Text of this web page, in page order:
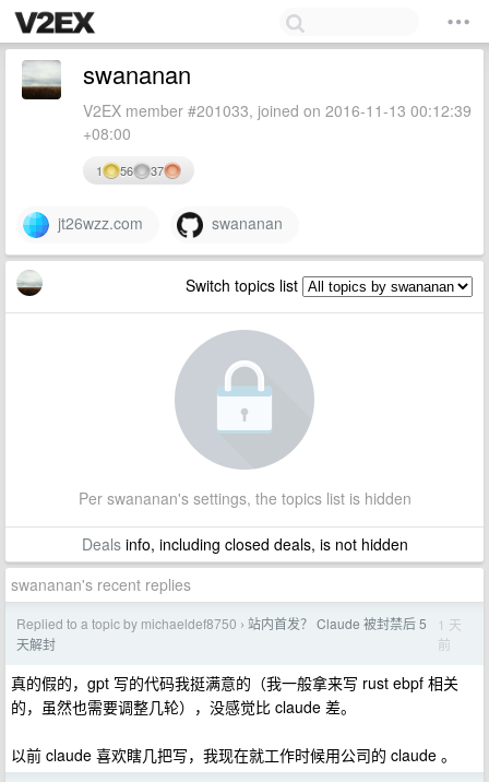
swananan
V2EX member #201033, joined on 2016-11-13 00:12:39
+08:00
1 56 37
jt26wzz.com swananan
Switch topics list
Per swananan's settings, the topics list is hidden
Dealsinfo, including closed deals, is not hidden
swananan's recent replies
Replied to a topic by michaeldef8750 › 站内首发？ Claude 被封禁后 5
天解封
1 天
前
真的假的，gpt 写的代码我挺满意的（我一般拿来写 rust ebpf 相关
的，虽然也需要调整几轮），没感觉比 claude 差。
以前 claude 喜欢瞎几把写，我现在就工作时候用公司的 claude 。